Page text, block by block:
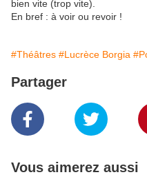
bien vite (trop vite).
En bref : à voir ou revoir !
#Théâtres #Lucrèce Borgia
Partager
Vous aimerez aussi